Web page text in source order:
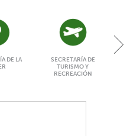
DE LA
SECRETARÍA DE
TURISMO Y
RECREACIÓN